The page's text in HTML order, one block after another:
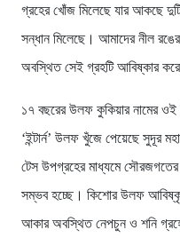
গ্রহের খোঁজ মিলেছে যার আকছে
সন্ধান মিলেছে। আমাদের নীল
অবস্থিত সেই গ্রহটি আবিষ্কার
১৭ বছরের উলফ কুকিয়ার নামের ওই
‘ইন্টার্ন’ উলফ খুঁজে পেয়েছে সুদূর
টেস উপগ্রহের মাধ্যমে
সম্ভব হচ্ছে। কিশোর উলফ
আকার অবস্থিত নেপচুন ও শনি